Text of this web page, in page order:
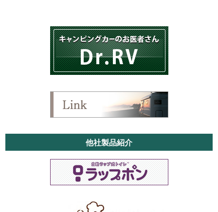
他社製品紹介